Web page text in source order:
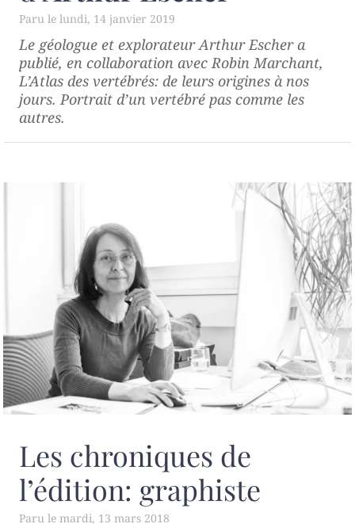
lundi, 14 janvier 2019
Le géologue et explorateur Arthur Escher a
publié, en collaboration avec Robin Marchant,
L’Atlas des vertébrés: de leurs origines à nos
jours. Portrait d’un vertébré pas comme les
autres.
Les chroniques de
l’édition: graphiste
mardi, 13 mars 2018